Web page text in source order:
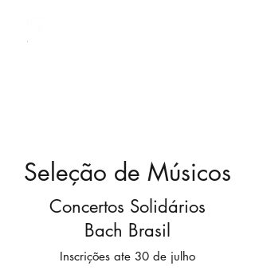
Seleção de Músicos
Concertos Solidários
Bach Brasil
Inscrições ate 30 de julho